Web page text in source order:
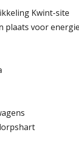
Kwint-site
plaats voor